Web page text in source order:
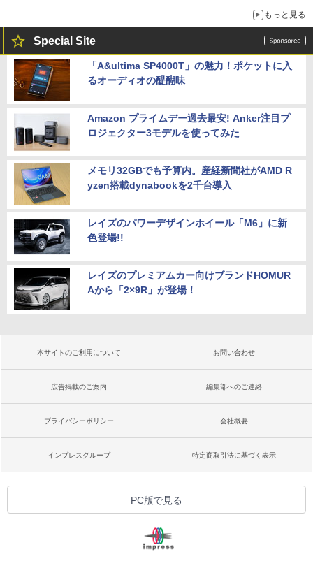
もっと見る
Special Site
「A&ultima SP4000T」の魅力！ポケットに入
るオーディオの醍醐味
Amazon プライムデー過去最安! Anker注目プ
ロジェクター3モデルを使ってみた
メモリ32GBでも予算内。産経新聞社がAMD R
yzen搭載dynabookを2千台導入
レイズのパワーデザインホイール「M6」に新
色登場!!
レイズのプレミアムカー向けブランドHOMUR
Aから「2×9R」が登場！
本サイトのご利用について お問い合わせ
広告掲載のご案内 編集部へのご連絡
プライバシーポリシー 会社概要
インプレスグループ 特定商取引法に基づく表示
PC版で見る